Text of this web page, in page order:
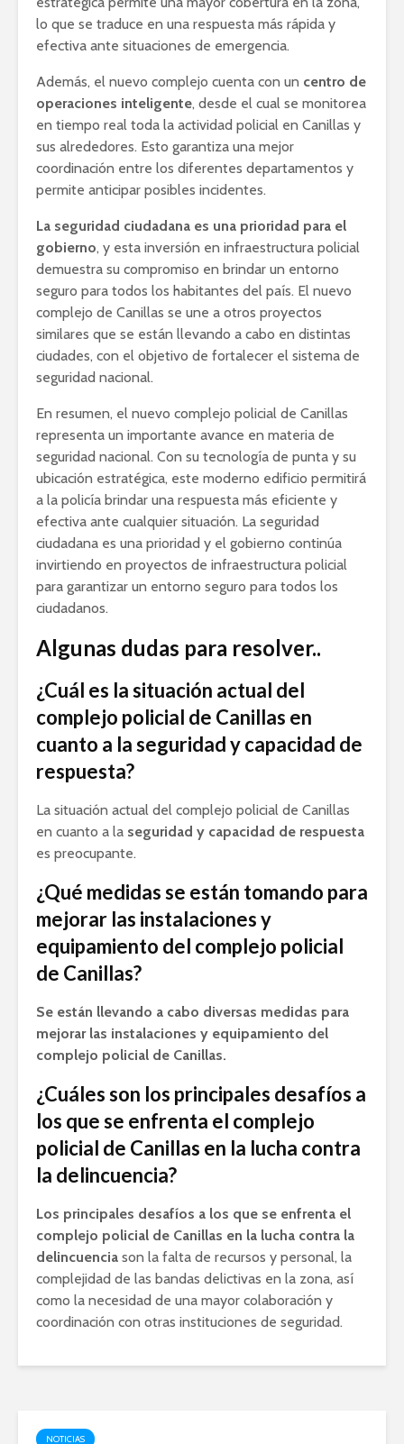
lo que se traduce en una respuesta más rápida y
efectiva ante situaciones de emergencia.
Además, el nuevo complejo cuenta con un centro de
operaciones inteligente, desde el cual se monitorea
en tiempo real toda la actividad policial en Canillas y
sus alrededores. Esto garantiza una mejor
coordinación entre los diferentes departamentos y
permite anticipar posibles incidentes.
La seguridad ciudadana es una prioridad para el
gobierno, y esta inversión en infraestructura policial
demuestra su compromiso en brindar un entorno
seguro para todos los habitantes del país. El nuevo
complejo de Canillas se une a otros proyectos
similares que se están llevando a cabo en distintas
ciudades, con el objetivo de fortalecer el sistema de
seguridad nacional.
En resumen, el nuevo complejo policial de Canillas
representa un importante avance en materia de
seguridad nacional. Con su tecnología de punta y su
ubicación estratégica, este moderno edificio permitirá
a la policía brindar una respuesta más eficiente y
efectiva ante cualquier situación. La seguridad
ciudadana es una prioridad y el gobierno continúa
invirtiendo en proyectos de infraestructura policial
para garantizar un entorno seguro para todos los
ciudadanos.
Algunas dudas para resolver..
¿Cuál es la situación actual del
complejo policial de Canillas en
cuanto a la seguridad y capacidad de
respuesta?
La situación actual del complejo policial de Canillas
en cuanto a la seguridad y capacidad de respuesta
es preocupante.
¿Qué medidas se están tomando para
mejorar las instalaciones y
equipamiento del complejo policial
de Canillas?
Se están llevando a cabo diversas medidas para
mejorar las instalaciones y equipamiento del
complejo policial de Canillas.
¿Cuáles son los principales desafíos a
los que se enfrenta el complejo
policial de Canillas en la lucha contra
la delincuencia?
Los principales desafíos a los que se enfrenta el
complejo policial de Canillas en la lucha contra la
delincuencia son la falta de recursos y personal, la
complejidad de las bandas delictivas en la zona, así
como la necesidad de una mayor colaboración y
coordinación con otras instituciones de seguridad.
NOTICIAS